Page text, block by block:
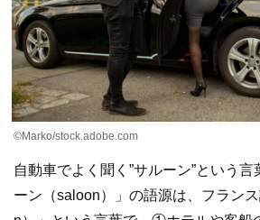
©︎Marko/stock.adobe.com
自動車でよく聞く”サルーン”という
ーン（saloon）」の語源は、フラン